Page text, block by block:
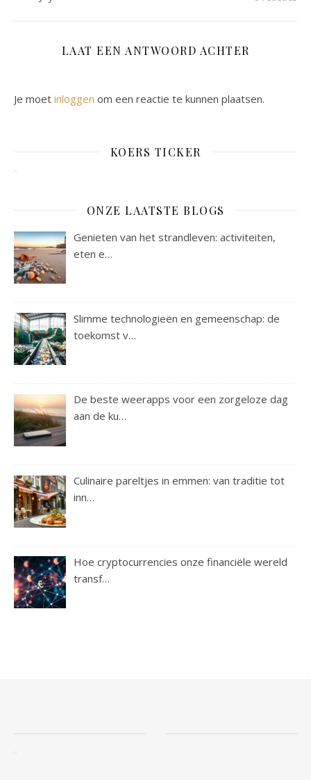
LAAT EEN ANTWOORD ACHTER
Je moet inloggen om een reactie te kunnen plaatsen.
KOERS TICKER
ONZE LAATSTE BLOGS
Genieten van het strandleven: activiteiten,
eten e…
Slimme technologieën en gemeenschap: de
toekomst v…
De beste weerapps voor een zorgeloze dag
aan de ku…
Culinaire pareltjes in emmen: van traditie tot
inn…
Hoe cryptocurrencies onze financiële wereld
transf…